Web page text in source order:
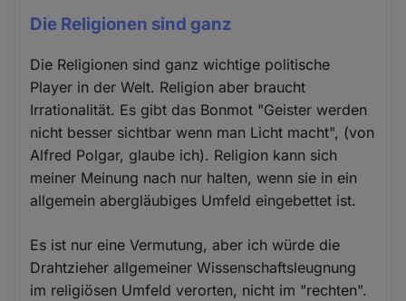
Die Religionen sind ganz
Die Religionen sind ganz wichtige politische
Player in der Welt. Religion aber braucht
Irrationalität. Es gibt das Bonmot "Geister werden
nicht besser sichtbar wenn man Licht macht", (von
Alfred Polgar, glaube ich). Religion kann sich
meiner Meinung nach nur halten, wenn sie in ein
allgemein abergläubiges Umfeld eingebettet ist.
Es ist nur eine Vermutung, aber ich würde die
Drahtzieher allgemeiner Wissenschaftsleugnung
im religiösen Umfeld verorten, nicht im "rechten".